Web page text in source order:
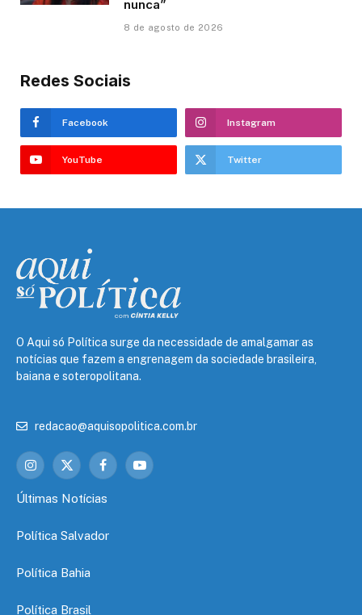
nunca”
8 de agosto de 2026
Redes Sociais
Facebook Instagram
YouTube Twitter
O Aqui só Política surge da necessidade de amalgamar as
notícias que fazem a engrenagem da sociedade brasileira,
baiana e soteropolitana.
redacao@aquisopolitica.com.br
Instagram
X
FacebookYouTube
Últimas Notícias
Política Salvador
Política Bahia
Política Brasil